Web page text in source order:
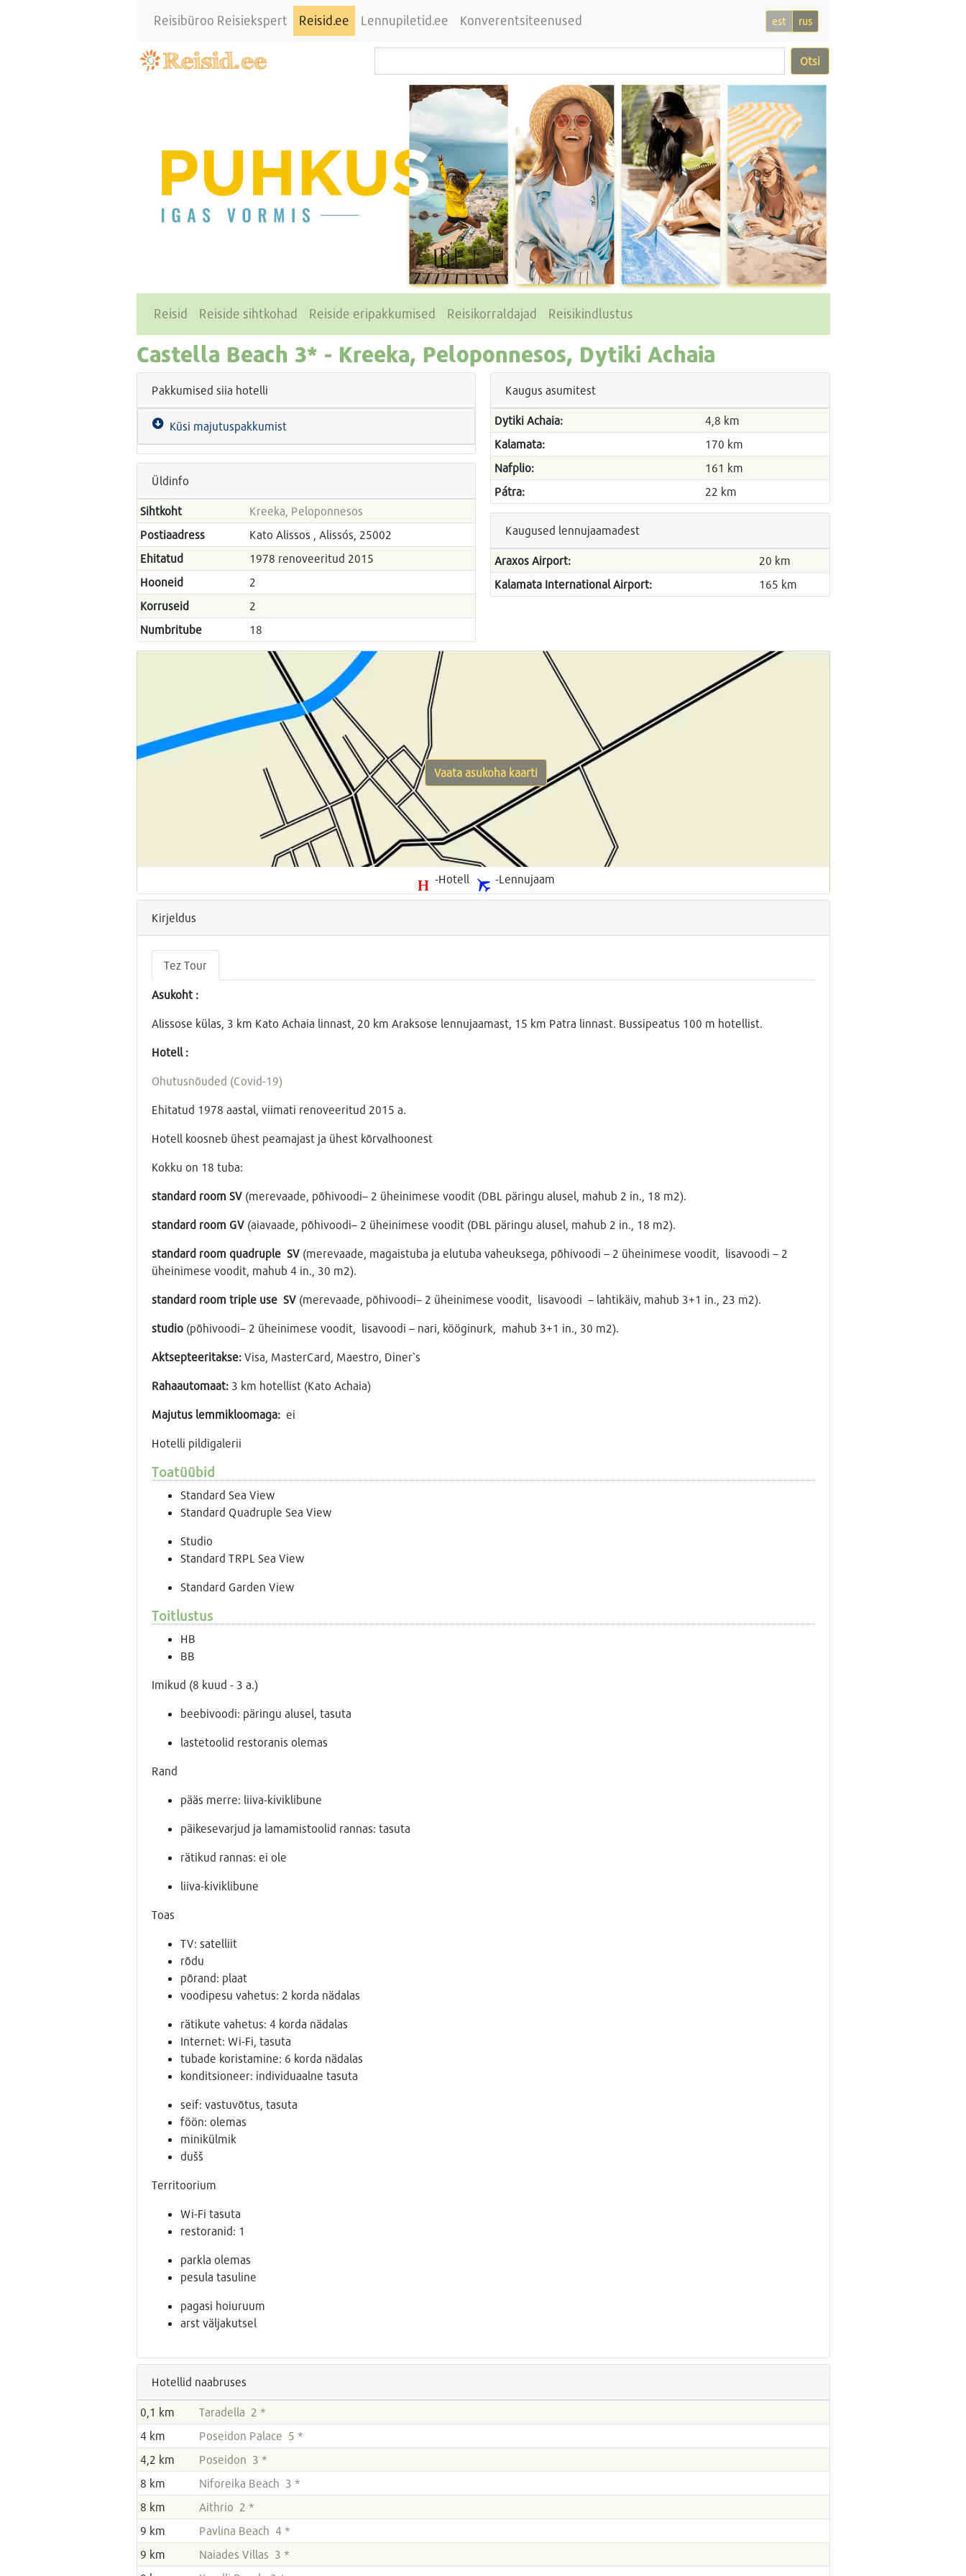
Reisibüroo Reisiekspert Reisid.ee Lennupiletid.ee Konverentsiteenused est rus
Otsi
Reisid Reiside sihtkohad Reiside eripakkumised Reisikorraldajad Reisikindlustus
Castella Beach 3* - Kreeka, Peloponnesos, Dytiki Achaia
Pakkumised siia hotelli
Küsi majutuspakkumist
Üldinfo
Sihtkoht
Kreeka, Peloponnesos
Postiaadress
Kato Alissos , Alissós, 25002
Ehitatud
1978 renoveeritud 2015
Hooneid
2
Korruseid
2
Numbritube
18
Kaugus asumitest
Dytiki Achaia:
4,8 km
Kalamata:
170 km
Nafplio:
161 km
Pátra:
22 km
Kaugused lennujaamadest
Araxos Airport:
20 km
Kalamata International Airport:
165 km
-Hotell -Lennujaam
Vaata asukoha kaarti
Kirjeldus
Tez Tour
Asukoht :
Alissose külas, 3 km Kato Achaia linnast, 20 km Araksose lennujaamast, 15 km Patra linnast. Bussipeatus 100 m hotellist.
Hotell :
Ohutusnõuded (Covid-19)
Ehitatud 1978 aastal, viimati renoveeritud 2015 a.
Hotell koosneb ühest peamajast ja ühest kõrvalhoonest
Kokku on 18 tuba:
standard room SV (merevaade, põhivoodi– 2 üheinimese voodit (DBL päringu alusel, mahub 2 in., 18 m2).
standard room GV (aiavaade, põhivoodi– 2 üheinimese voodit (DBL päringu alusel, mahub 2 in., 18 m2).
standard room quadruple SV (merevaade, magaistuba ja elutuba vaheuksega, põhivoodi – 2 üheinimese voodit, lisavoodi – 2
üheinimese voodit, mahub 4 in., 30 m2).
standard room triple use SV (merevaade, põhivoodi– 2 üheinimese voodit, lisavoodi – lahtikäiv, mahub 3+1 in., 23 m2).
studio (põhivoodi– 2 üheinimese voodit, lisavoodi – nari, kööginurk, mahub 3+1 in., 30 m2).
Aktsepteeritakse: Visa, MasterCard, Maestro, Diner`s
Rahaautomaat: 3 km hotellist (Kato Achaia)
Majutus lemmikloomaga: ei
Hotelli pildigalerii
Toatüübid
Standard Sea View
Standard Quadruple Sea View
Studio
Standard TRPL Sea View
Standard Garden View
Toitlustus
HB
BB
Imikud (8 kuud - 3 a.)
beebivoodi: päringu alusel, tasuta
lastetoolid restoranis olemas
Rand
pääs merre: liiva-kiviklibune
päikesevarjud ja lamamistoolid rannas: tasuta
rätikud rannas: ei ole
liiva-kiviklibune
Toas
TV: satelliit
rõdu
põrand: plaat
voodipesu vahetus: 2 korda nädalas
rätikute vahetus: 4 korda nädalas
Internet: Wi-Fi, tasuta
tubade koristamine: 6 korda nädalas
konditsioneer: individuaalne tasuta
seif: vastuvõtus, tasuta
föön: olemas
minikülmik
dušš
Territoorium
Wi-Fi tasuta
restoranid: 1
parkla olemas
pesula tasuline
pagasi hoiuruum
arst väljakutsel
Hotellid naabruses
0,1 km
Taradella 2 *
4 km
Poseidon Palace 5 *
4,2 km
Poseidon 3 *
8 km
Niforeika Beach 3 *
8 km
Aithrio 2 *
9 km
Pavlina Beach 4 *
9 km
Naiades Villas 3 *